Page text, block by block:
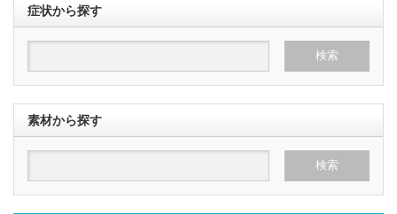
症状から探す
素材から探す